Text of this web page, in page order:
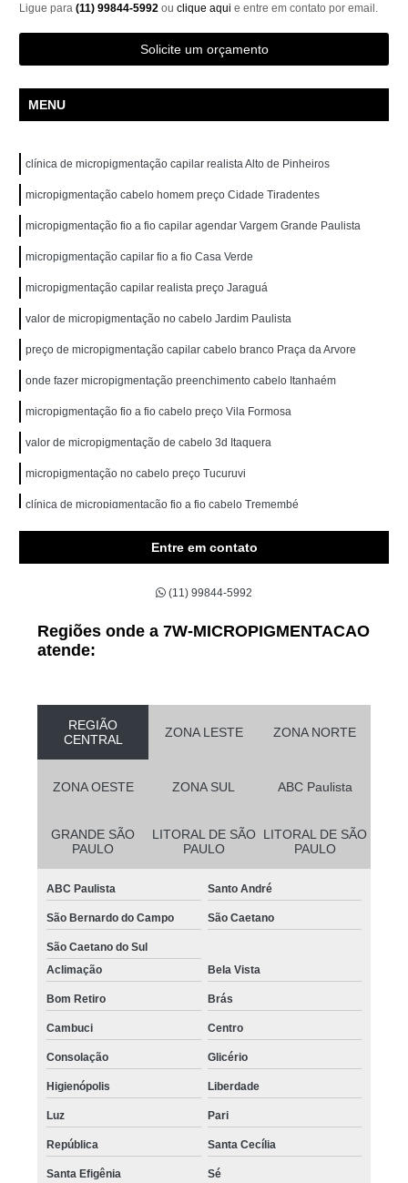
Ligue para(11) 99844-5992ouclique aqui e entre em contato por email.
Solicite um orçamento
MENU
clínica de micropigmentação capilar realista Alto de Pinheiros
micropigmentação cabelo homem preço Cidade Tiradentes
micropigmentação fio a fio capilar agendar Vargem Grande Paulista
micropigmentação capilar fio a fio Casa Verde
micropigmentação capilar realista preço Jaraguá
valor de micropigmentação no cabelo Jardim Paulista
preço de micropigmentação capilar cabelo branco Praça da Arvore
onde fazer micropigmentação preenchimento cabelo Itanhaém
micropigmentação fio a fio cabelo preço Vila Formosa
valor de micropigmentação de cabelo 3d Itaquera
micropigmentação no cabelo preço Tucuruvi
clínica de micropigmentação fio a fio cabelo Tremembé
micropigmentação de cabelo 3d preço Glicério
onde fazer micropigmentação cabelo feminino Taboão da Serra
onde fazer micropigmentação fio a fio capilar Tatuapé
micropigmentação capilar feminina testa valor São Miguel Paulista
clínica de micropigmentação no cabelo Cidade Tiradentes
micropigmentação capilar fio a fio 3d valor Aricanduva
valor de micropigmentação de cabelo Vila Leopoldina
valor de micropigmentação masculina cabelo Bela Vista
micropigmentação capilar cabelo grande Vila Mariana
micropigmentação capilar realista Itapecerica da Serra
onde fazer micropigmentação fio a fio capilar Pirapora do Bom Jesus
preço de micropigmentação capilar fio a fio 3d Tatuapé
micropigmentação cabelos agendar Parque São Rafael
micropigmentação cabelo feminino agendar Vila Maria
micropigmentação capilar cabelo grande agendar Água Rasa
Entre em contato
(11) 99844-5992
Regiões onde a 7W-MICROPIGMENTACAO
atende:
REGIÃO
CENTRAL
ZONA LESTE ZONA NORTE
ZONA OESTE ZONA SUL ABC Paulista
GRANDE SÃO
PAULO
LITORAL DE SÃO
PAULO
LITORAL DE SÃO
PAULO
ABC Paulista Santo André
São Bernardo do Campo São Caetano
São Caetano do Sul
Aclimação
Bela Vista
Bom Retiro Brás
Cambuci Centro
Consolação Glicério
Higienópolis Liberdade
Luz Pari
República Santa Cecília
Santa Efigênia Sé